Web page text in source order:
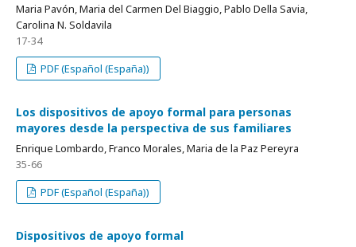
Maria Pavón, Maria del Carmen Del Biaggio, Pablo Della Savia,
Carolina N. Soldavila
17-34
PDF (Español (España))
Los dispositivos de apoyo formal para personas
mayores desde la perspectiva de sus familiares
Enrique Lombardo, Franco Morales, Maria de la Paz Pereyra
35-66
PDF (Español (España))
Dispositivos de apoyo formal